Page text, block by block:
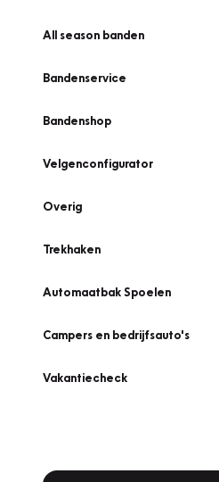
All season banden
Bandenservice
Bandenshop
Velgenconfigurator
Overig
Trekhaken
Automaatbak Spoelen
Campers en bedrijfsauto's
Vakantiecheck